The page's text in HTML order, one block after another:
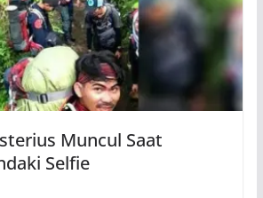
Muncul Saat
Selfie